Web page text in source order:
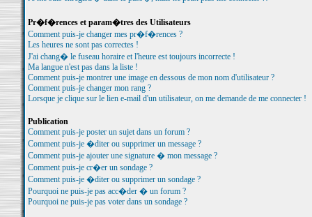
Pr�f�rences et param�tres des Utilisateurs
Comment puis-je changer mes pr�f�rences ?
Les heures ne sont pas correctes !
J'ai chang� le fuseau horaire et l'heure est toujours incorrecte !
Ma langue n'est pas dans la liste !
Comment puis-je montrer une image en dessous de mon nom d'utilisateur ?
Comment puis-je changer mon rang ?
Lorsque je clique sur le lien e-mail d'un utilisateur, on me demande de me connecter !
Publication
Comment puis-je poster un sujet dans un forum ?
Comment puis-je �diter ou supprimer un message ?
Comment puis-je ajouter une signature � mon message ?
Comment puis-je cr�er un sondage ?
Comment puis-je �diter ou supprimer un sondage ?
Pourquoi ne puis-je pas acc�der � un forum ?
Pourquoi ne puis-je pas voter dans un sondage ?